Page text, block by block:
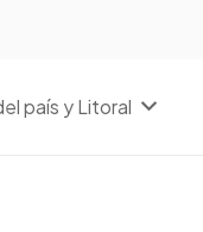
país y Litoral